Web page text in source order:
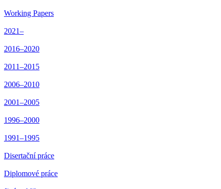
Working Papers
2021–
2016–2020
2011–2015
2006–2010
2001–2005
1996–2000
1991–1995
Disertační práce
Diplomové práce